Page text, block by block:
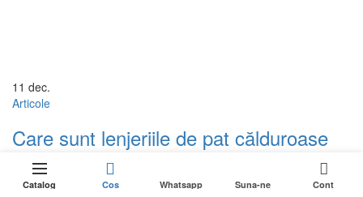
11 dec.
Articole
Care sunt lenjeriile de pat călduroase
recomandate pentru sezonul rece
Iarna și-a intrat deja în drepturi, așa că sistemele de climatizare
Catalog Cos Whatsapp Suna-ne Cont